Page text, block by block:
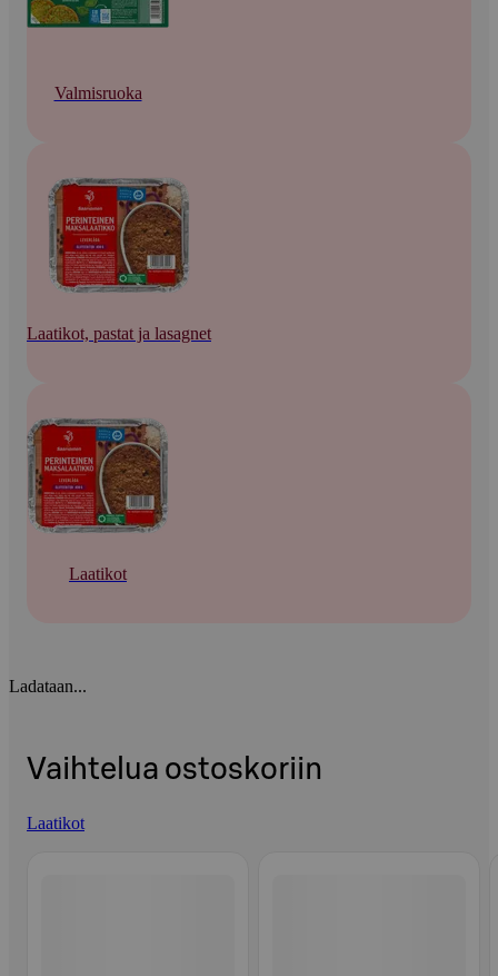
Valmisruoka
Laatikot, pastat ja lasagnet
Laatikot
Ladataan...
Vaihtelua ostoskoriin
Laatikot